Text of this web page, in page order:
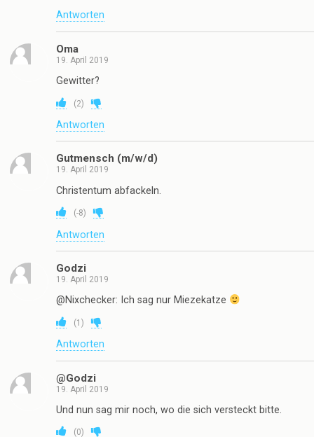
Antworten
Oma
19. April 2019
Gewitter?
(2)
Antworten
Gutmensch (m/w/d)
19. April 2019
Christentum abfackeln.
(-8)
Antworten
Godzi
19. April 2019
@Nixchecker: Ich sag nur Miezekatze
(1 )
Antworten
@Godzi
19. April 2019
Und nun sag mir noch, wo die sich versteckt bitte.
(0)